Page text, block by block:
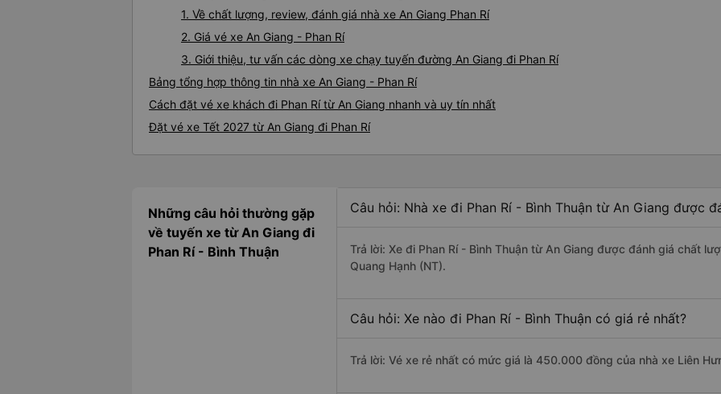
1. Về chất lượng, review, đánh giá nhà xe An Giang Phan Rí
2. Giá vé xe An Giang - Phan Rí
3. Giới thiệu, tư vấn các dòng xe chạy tuyến đường An Giang đi Phan Rí
Bảng tổng hợp thông tin nhà xe An Giang - Phan Rí
Cách đặt vé xe khách đi Phan Rí từ An Giang nhanh và uy tín nhất
Đặt vé xe Tết 2027 từ An Giang đi Phan Rí
Những câu hỏi thường gặp
về tuyến xe từ An Giang đi
Phan Rí - Bình Thuận
Câu hỏi: Nhà xe đi Phan Rí - Bình Thuận từ An Giang được
Trả lời: Xe đi Phan Rí - Bình Thuận từ An Giang được đánh giá chất
Quang Hạnh (NT).
Câu hỏi: Xe nào đi Phan Rí - Bình Thuận có giá rẻ nhất?
Trả lời: Vé xe rẻ nhất có mức giá là 450.000 đồng của nhà xe Liên